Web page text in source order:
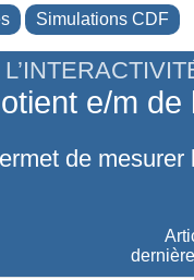
Simulations CDF
e/m de
de mesurer